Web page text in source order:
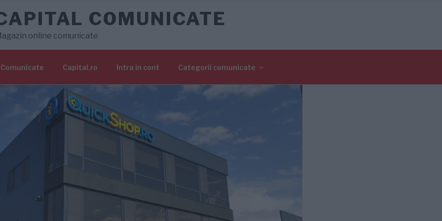
COMUNICATE
online comunicate
Comunicate Capital.ro Intra in cont Categorii comunicate